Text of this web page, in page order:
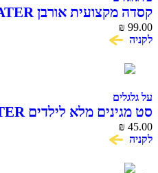
קסדה מקצועית אורבן SKATER
₪ 99.00
לקניה
על גלגלים
סט מגינים מלא לילדים SKATER
₪ 45.00
לקניה